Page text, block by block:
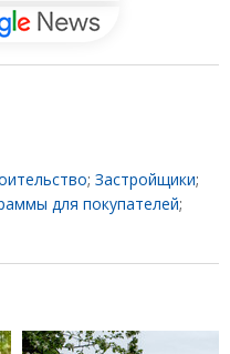
; Застройщики;
для покупателей;